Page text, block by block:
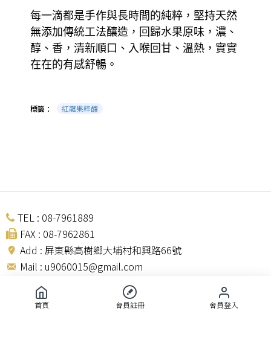
每一滴都是手作與長時間的純粹，堅持天然
無添加傳統工法釀造，回歸水果原味，濃、
醇、香，清新順口、入喉回甘、溫熱，實實
在在的有感舒暢。
標籤： 紅龍果粹釀
TEL : 08-7961889
FAX : 08-7962861
Add : 屏東縣高樹鄉大埔村和興路66號
Mail : u9060015@gmail.com
隱私權條款 |
首頁 會員註冊 會員登入